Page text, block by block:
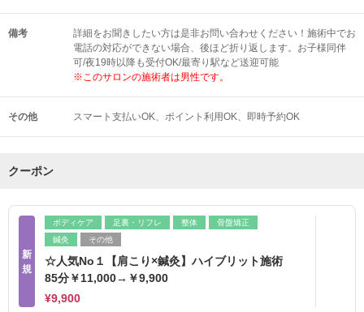
備考
詳細をお聞きしたい方は是非お問い合わせください！施術中でお
電話の対応ができない場合、後ほど折り返します。お子様同伴
可/夜19時以降も受付OK/最寄り駅など送迎可能
※このサロンの施術者は男性です。
その他 スマート支払いOK ポイント利用OK 即時予約OK
クーポン
新
規
ボディケア 足裏・リフレ 整体
骨盤矯正
鍼灸
その他
☆人気No１【肩こり×鍼灸】ハイブリット施術
85分￥11,000→￥9,900
¥9,900